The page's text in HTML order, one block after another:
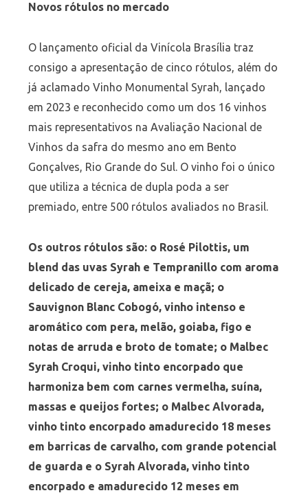
Novos rótulos no mercado
O lançamento oficial da Vinícola Brasília traz
consigo a apresentação de cinco rótulos, além do
já aclamado Vinho Monumental Syrah, lançado
em 2023 e reconhecido como um dos 16 vinhos
mais representativos na Avaliação Nacional de
Vinhos da safra do mesmo ano em Bento
Gonçalves, Rio Grande do Sul. O vinho foi o único
que utiliza a técnica de dupla poda a ser
premiado, entre 500 rótulos avaliados no Brasil.
Os outros rótulos são: o Rosé Pilottis, um
blend das uvas Syrah e Tempranillo com aroma
delicado de cereja, ameixa e maçã; o
Sauvignon Blanc Cobogó, vinho intenso e
aromático com pera, melão, goiaba, figo e
notas de arruda e broto de tomate; o Malbec
Syrah Croqui, vinho tinto encorpado que
harmoniza bem com carnes vermelha, suína,
massas e queijos fortes; o Malbec Alvorada,
vinho tinto encorpado amadurecido 18 meses
em barricas de carvalho, com grande potencial
de guarda e o Syrah Alvorada, vinho tinto
encorpado e amadurecido 12 meses em